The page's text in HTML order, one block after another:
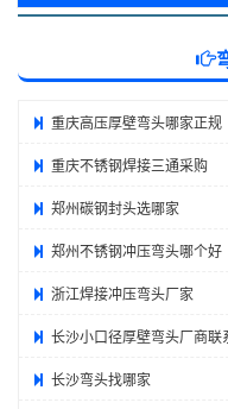
重庆高压厚壁弯头哪家正规
重庆不锈钢焊接三通采购
郑州碳钢封头选哪家
郑州不锈钢冲压弯头哪个好
浙江焊接冲压弯头厂家
长沙小口径厚壁弯头厂商联
长沙弯头找哪家